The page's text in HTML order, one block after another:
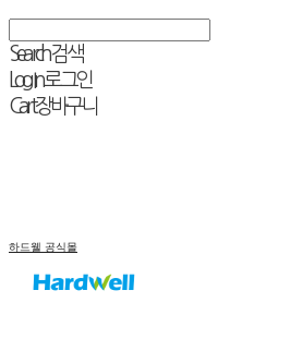
Search검색
Log In로그인
Cart장바구니
하드웰 공식몰